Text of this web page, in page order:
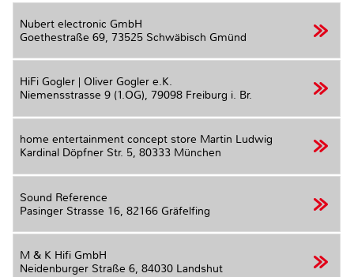
Nubert electronic GmbH
Goethestraße 69, 73525 Schwäbisch Gmünd
HiFi Gogler | Oliver Gogler e.K.
Niemensstrasse 9 (1.OG), 79098 Freiburg i. Br.
home entertainment concept store Martin Ludwig
Kardinal Döpfner Str. 5, 80333 München
Sound Reference
Pasinger Strasse 16, 82166 Gräfelfing
M & K Hifi GmbH
Neidenburger Straße 6, 84030 Landshut